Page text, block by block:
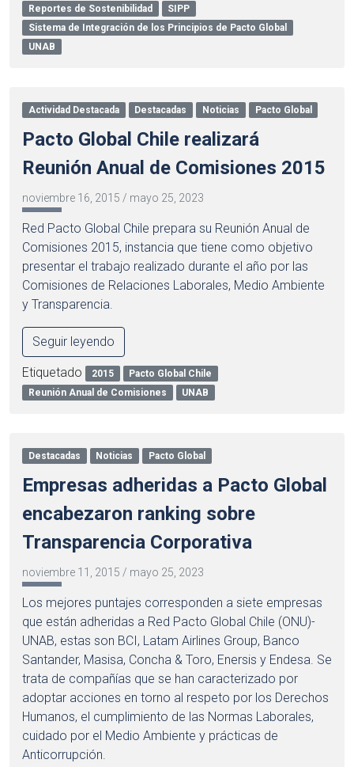
Reportes de Sostenibilidad
SIPP
Sistema de Integración de los Principios de Pacto Global
UNAB
Actividad Destacada Destacadas Noticias Pacto Global
Pacto Global Chile realizará
Reunión Anual de Comisiones 2015
noviembre 16, 2015 / mayo 25, 2023
Red Pacto Global Chile prepara su Reunión Anual de
Comisiones 2015, instancia que tiene como objetivo
presentar el trabajo realizado durante el año por las
Comisiones de Relaciones Laborales, Medio Ambiente
y Transparencia.
Seguir leyendo
Etiquetado 2015
Pacto Global Chile
Reunión Anual de Comisiones
UNAB
Destacadas Noticias Pacto Global
Empresas adheridas a Pacto Global
encabezaron ranking sobre
Transparencia Corporativa
noviembre 11, 2015 / mayo 25, 2023
Los mejores puntajes corresponden a siete empresas
que están adheridas a Red Pacto Global Chile (ONU)-
UNAB, estas son BCI, Latam Airlines Group, Banco
Santander, Masisa, Concha & Toro, Enersis y Endesa. Se
trata de compañías que se han caracterizado por
adoptar acciones en torno al respeto por los Derechos
Humanos, el cumplimiento de las Normas Laborales,
cuidado por el Medio Ambiente y prácticas de
Anticorrupción.